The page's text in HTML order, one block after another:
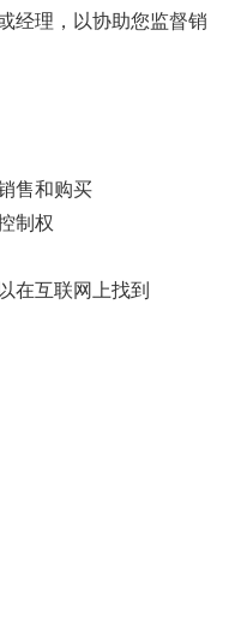
经理，以协助您监督销
售和购买
制权
在互联网上找到